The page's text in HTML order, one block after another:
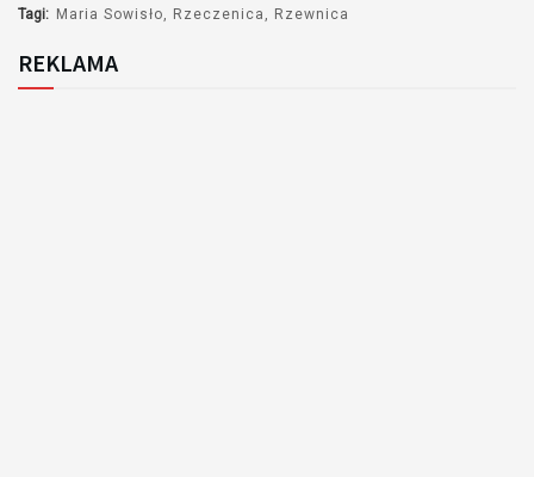
Tagi: Maria Sowisło Rzeczenica Rzewnica
REKLAMA